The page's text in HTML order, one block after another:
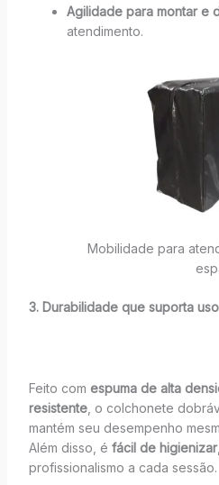
Agilidade para montar e
atendimento.
Mobilidade para
3. Durabilidade que suporta
Feito com espuma de alta
resistente, o colchonete
mantém seu desempenho
Além disso, é fácil de higienizar
profissionalismo a cada sessão.